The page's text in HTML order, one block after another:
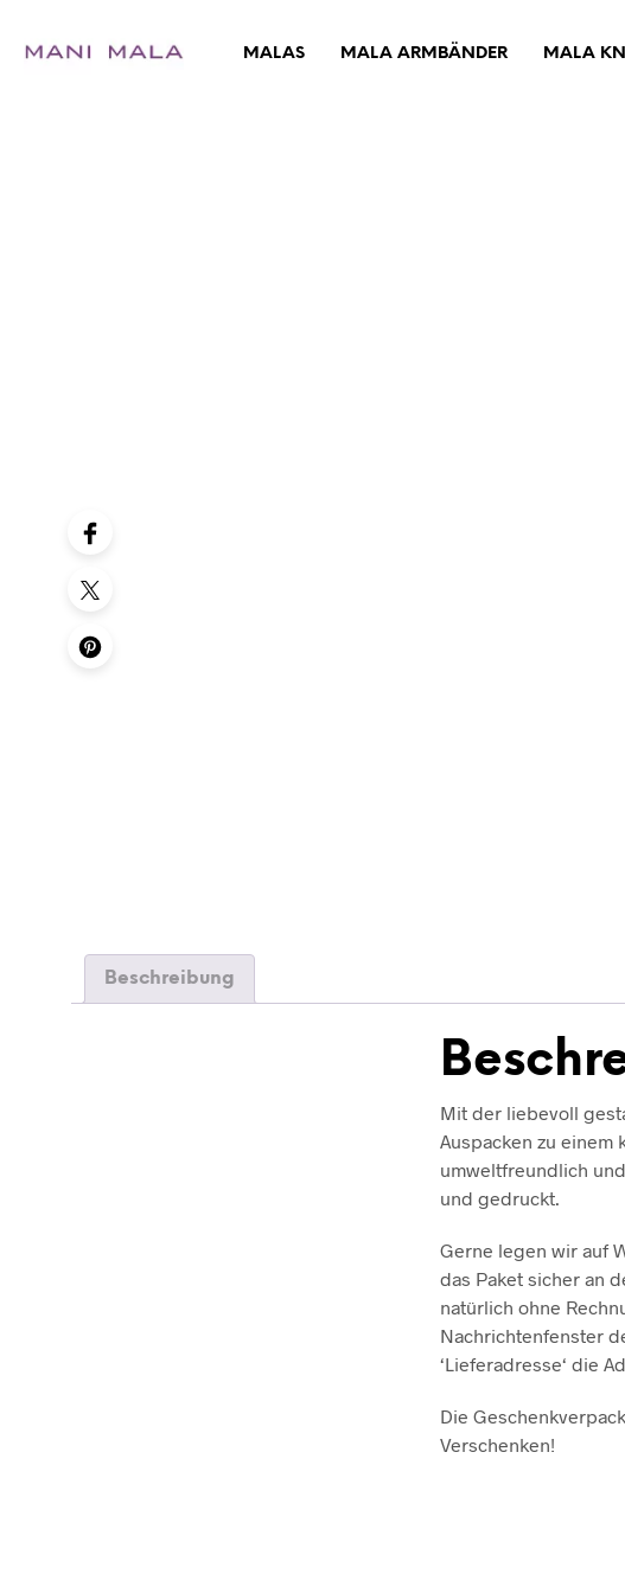
MALAS MALA ARMBÄNDER MALA
Beschreibung
Mit der liebevoll
Auspacken zu einem
umweltfreundlich
und gedruckt.
Gerne legen wir auf
das Paket sicher an
natürlich ohne
Nachrichtenfenster
‘Lieferadresse‘ die
Die
Verschenken!